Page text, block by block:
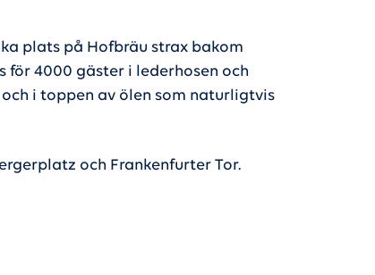
plats på Hofbräu strax bakom
för 4000 gäster i lederhosen och
i toppen av ölen som naturligtvis
och Frankenfurter Tor.